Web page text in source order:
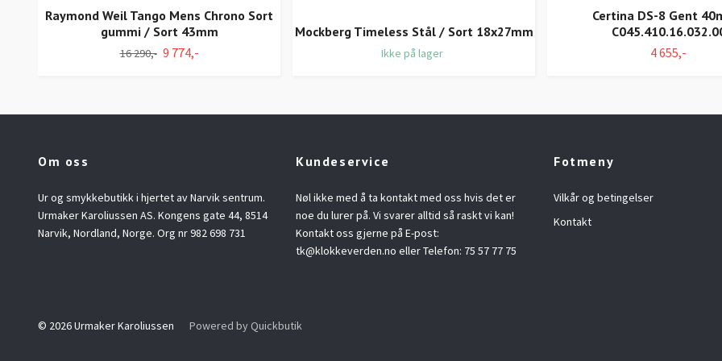
Raymond Weil Tango Mens Chrono Sort
gummi / Sort 43mm
16 290,- 9 774,-
Mockberg Timeless Stål / Sort 18x27mm
Ikke på lager
Certina DS-8 Gent
4 655,-
Om oss
Ur og smykkebutikk i hjertet av Narvik sentrum.
Urmaker Karoliussen AS. Kongens gate 44, 8514
Narvik, Nordland, Norge. Org nr 982 698 731
Kundeservice
Nøl ikke med å ta kontakt med oss hvis det er
noe du lurer på. Vi svarer alltid så raskt vi kan!
Kontakt oss gjerne på E-post:
tk@klokkeverden.no eller Telefon: 75 57 77 75
Fotmeny
Vilkår og betingelser
Kontakt
© 2026 Urmaker Karoliussen Powered by Quickbutik